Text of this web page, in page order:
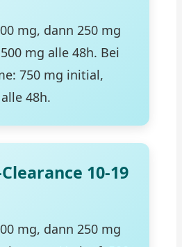
mg, dann 250 mg
mg alle 48h. Bei
750 mg initial,
48h.
10-19
mg, dann 250 mg